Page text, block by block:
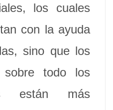
los cuales
con la ayuda
sino que los
todo los
están más